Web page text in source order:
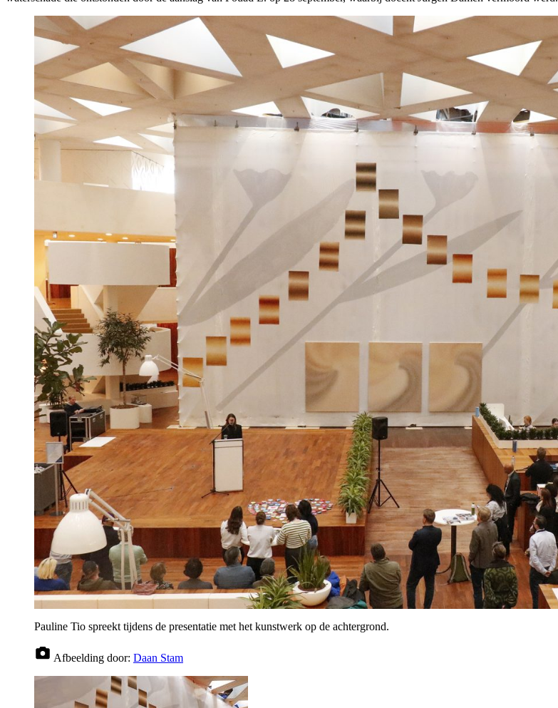
Pauline Tio spreekt tijdens de presentatie met het kunstwerk op de achtergrond.
Afbeelding door: Daan Stam